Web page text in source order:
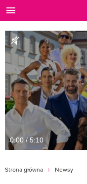
0:00 / 5:10
Strona główna Newsy